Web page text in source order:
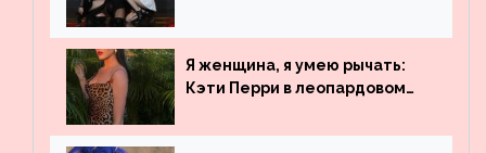
просмотрам на YouTube. Они
обогнали даже Джастина
Бибера
Я женщина, я умею рычать:
Кэти Перри в леопардовом